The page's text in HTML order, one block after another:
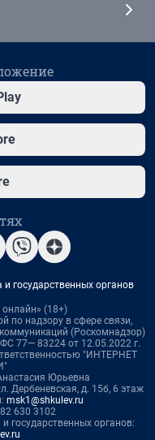
государственных органов
(18+)
по надзору в сфере связи,
(Роскомнадзор)
77— 83224 от 12.05.2022 г.
"ИНТЕРНЕТ
Юрьевна
Дербеневская, д. 15б, 6 этаж
msk1@shkulev.ru
630 3102
государственных органов: